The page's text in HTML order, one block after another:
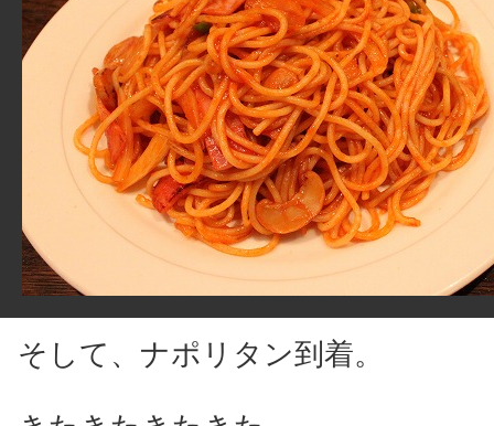
そして、ナポリタン到着。